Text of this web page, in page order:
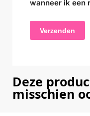
wanneer ik een
Deze
misschien